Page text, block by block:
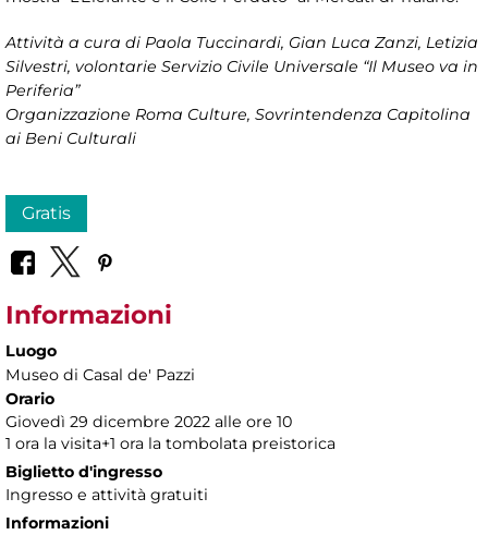
Attività a cura di Paola Tuccinardi, Gian Luca Zanzi, Letizia
Silvestri, volontarie Servizio Civile Universale “Il Museo va in
Periferia”
Organizzazione Roma Culture, Sovrintendenza Capitolina
ai Beni Culturali
Gratis
Informazioni
Luogo
Museo di Casal de' Pazzi
Orario
Giovedì 29 dicembre 2022 alle ore 10
1 ora la visita+1 ora la tombolata preistorica
Biglietto d'ingresso
Ingresso e attività gratuiti
Informazioni